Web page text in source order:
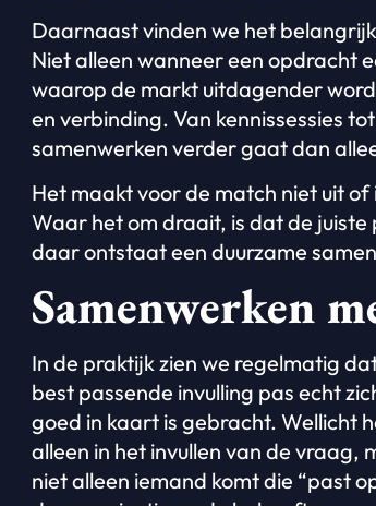
Daarnaast vinden we het
Niet alleen wanneer een opdracht
waarop de markt uitdagender
en verbinding. Van kennissessies
samenwerken verder gaat dan
Het maakt voor de match niet uit
Waar het om draait, is dat de
daar ontstaat een duurzame
Samenwerken
In de praktijk zien we regelmatig
best passende invulling pas echt
goed in kaart is gebracht. Wellicht
alleen in het invullen van de vraag,
niet alleen iemand komt die “past